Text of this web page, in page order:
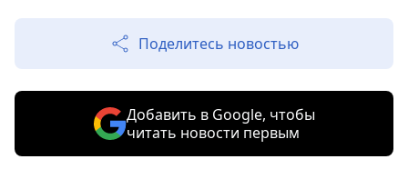
Поделитесь новостью
Добавить в Google, чтобы
читать новости первым